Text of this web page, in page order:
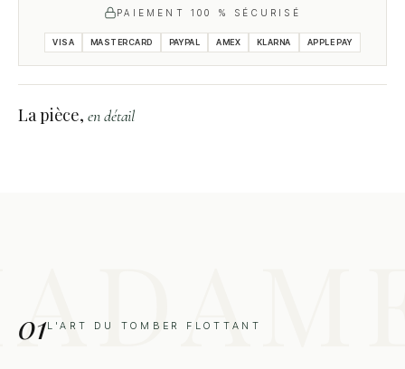
PAIEMENT 100 % SÉCURISÉ
VISA MASTERCARD PAYPAL AMEX KLARNA APPLE PAY
La pièce,en détail
01L'ART DU TOMBER FLOTTANT